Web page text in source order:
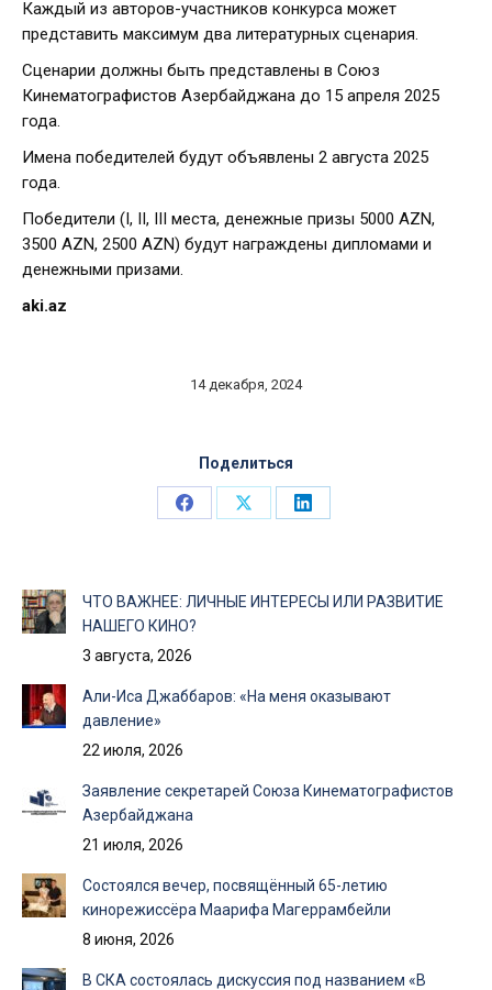
Каждый из авторов-участников конкурса может
представить максимум два литературных сценария.
Сценарии должны быть представлены в Союз
Кинематографистов Азербайджана до 15 апреля 2025
года.
Имена победителей будут объявлены 2 августа 2025
года.
Победители (I, II, III места, денежные призы 5000 AZN,
3500 AZN, 2500 AZN) будут награждены дипломами и
денежными призами.
aki.az
14 декабря, 2024
Поделиться
Share
Share
Share
ЧТО ВАЖНЕЕ: ЛИЧНЫЕ ИНТЕРЕСЫ ИЛИ РАЗВИТИЕ
НАШЕГО КИНО?
3 августа, 2026
Али-Иса Джаббаров: «На меня оказывают
давление»
22 июля, 2026
Заявление секретарей Союза Кинематографистов
Азербайджана
21 июля, 2026
Состоялся вечер, посвящённый 65-летию
кинорежиссёра Маарифа Магеррамбейли
8 июня, 2026
В СКА состоялась дискуссия под названием «В